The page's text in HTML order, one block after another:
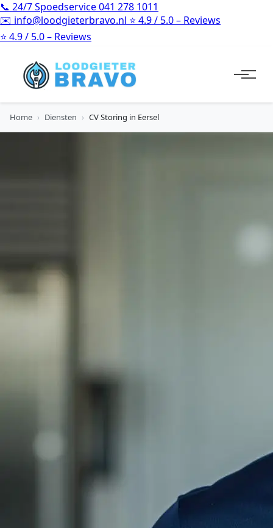
📞 24/7 Spoedservice041 278 1011
✉️ info@loodgieterbravo.nl ⭐ 4.9 / 5.0 – Reviews
⭐ 4.9 / 5.0 – Reviews
Home › Diensten › CV Storing in Eersel